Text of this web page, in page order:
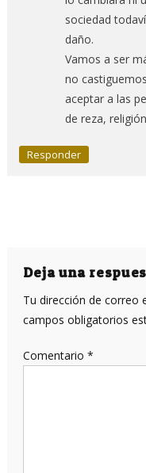
sociedad
daño.
Vamos a ser
no
aceptar a las
de reza,
Responder
Deja una
Tu dirección de correo
campos obligatorios
Comentario *